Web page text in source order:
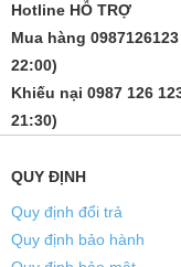
Hotline HỖ TRỢ
Mua hàng
22:00)
Khiếu nại 0987 126
21:30)
QUY ĐỊNH
Quy định đổi trả
Quy định bảo hành